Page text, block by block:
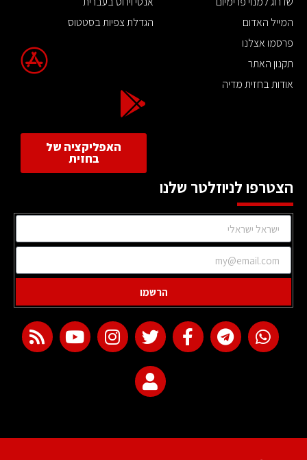
המייל האדום
פרסמו אצלנו
תקנון האתר
אודות בחזית מדיה
הגדלת צפיות בסטטוס
האפליקציה של
בחזית
הצטרפו לניוזלטר שלנו
הרשמו